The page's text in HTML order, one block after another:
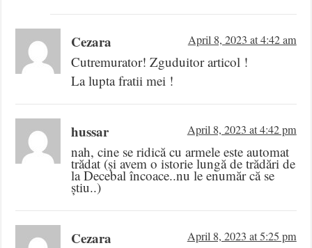
Cezara April 8, 2023 at 4:42 am
Cutremurator! Zguduitor articol !
La lupta fratii mei !
hussar April 8, 2023 at 4:42 pm
nah, cine se ridică cu armele este automat
trădat (și avem o istorie lungă de trădări de
la Decebal încoace..nu le enumăr că se
știu..)
Cezara April 8, 2023 at 5:25 pm